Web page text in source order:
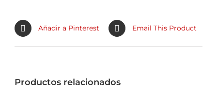
Añadir a Pinterest Email This Product
Productos relacionados